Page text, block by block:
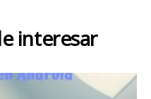
interesar